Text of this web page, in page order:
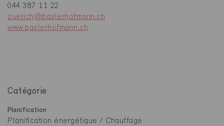
044 387 11 22
zuerich@baslerhofmann.ch
www.baslerhofmann.ch
Catégorie
Planification
Planification énergétique / Chauffage